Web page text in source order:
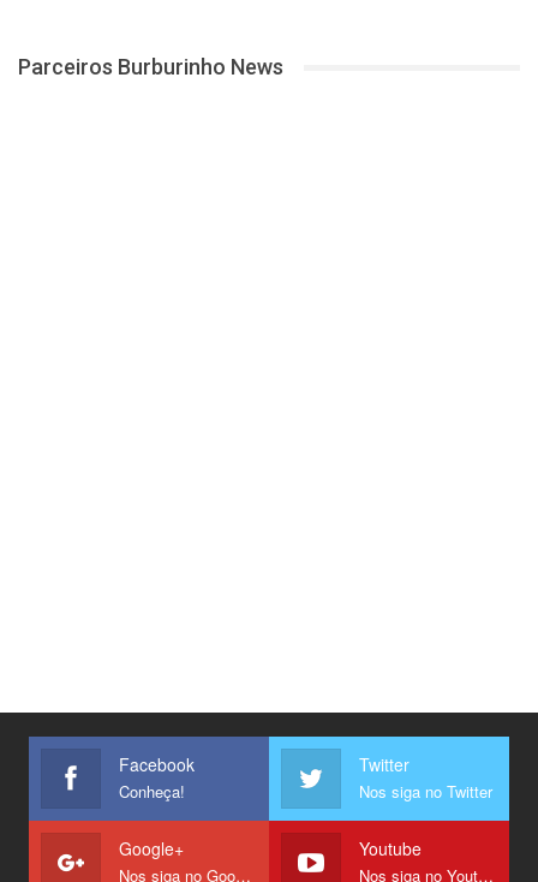
Parceiros Burburinho News
Facebook
Conheça!
Twitter
Nos siga no Twitter
Google+
Nos siga no Google +
Youtube
Nos siga no Youtube